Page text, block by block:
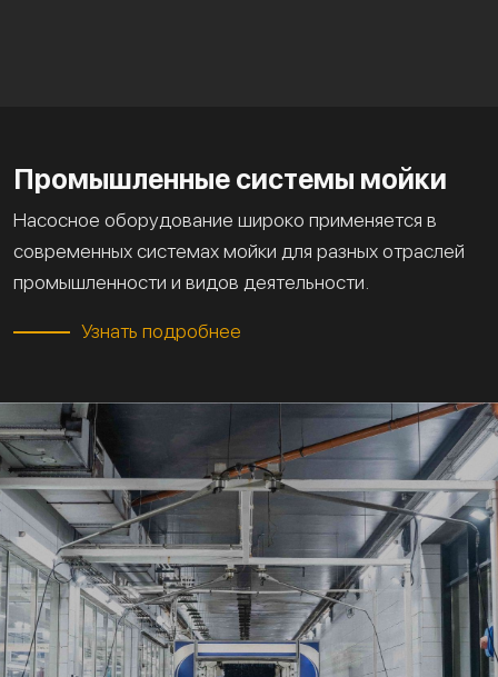
Промышленные системы мойки
Насосное оборудование широко применяется в
современных системах мойки для разных отраслей
промышленности и видов деятельности.
Узнать подробнее